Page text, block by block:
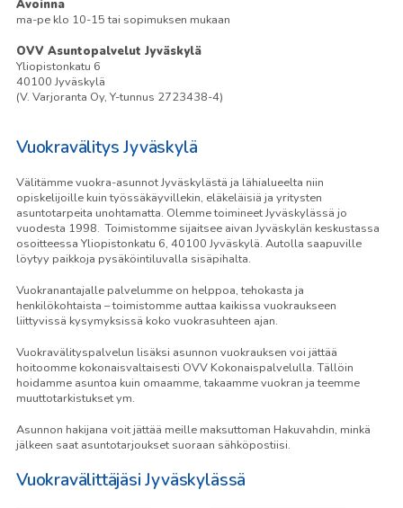
Avoinna
ma-pe klo 10-15 tai sopimuksen mukaan
OVV Asuntopalvelut Jyväskylä
Yliopistonkatu 6
40100 Jyväskylä
(V. Varjoranta Oy, Y-tunnus 2723438-4)
Vuokravälitys Jyväskylä
Välitämme vuokra-asunnot Jyväskylästä ja lähialueelta niin
opiskelijoille kuin työssäkäyvillekin, eläkeläisiä ja yritysten
asuntotarpeita unohtamatta. Olemme toimineet Jyväskylässä jo
vuodesta 1998. Toimistomme sijaitsee aivan Jyväskylän keskustassa
osoitteessa Yliopistonkatu 6, 40100 Jyväskylä. Autolla saapuville
löytyy paikkoja pysäköintiluvalla sisäpihalta.
Vuokranantajalle palvelumme on helppoa, tehokasta ja
henkilökohtaista – toimistomme auttaa kaikissa vuokraukseen
liittyvissä kysymyksissä koko vuokrasuhteen ajan.
Vuokravälityspalvelun lisäksi asunnon vuokrauksen voi jättää
hoitoomme kokonaisvaltaisesti OVV Kokonaispalvelulla. Tällöin
hoidamme asuntoa kuin omaamme, takaamme vuokran ja teemme
muuttotarkistukset ym.
Asunnon hakijana voit jättää meille maksuttoman Hakuvahdin, minkä
jälkeen saat asuntotarjoukset suoraan sähköpostiisi.
Vuokravälittäjäsi Jyväskylässä